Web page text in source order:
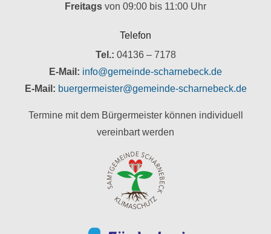
Freitags von 09:00 bis 11:00 Uhr
Telefon
Tel.: 04136 – 7178
E-Mail: info@gemeinde-scharnebeck.de
E-Mail: buergermeister@gemeinde-scharnebeck.de
Termine mit dem Bürgermeister können individuell
vereinbart werden